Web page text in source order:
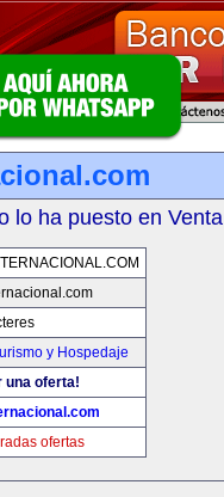
lo ha puesto en Venta
y Hospedaje
una oferta!
ofertas